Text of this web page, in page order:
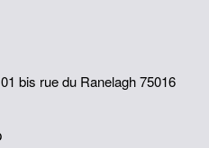
bis rue du Ranelagh75016